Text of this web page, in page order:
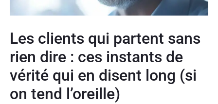
Les clients qui partent sans
rien dire : ces instants de
vérité qui en disent long (si
on tend l’oreille)